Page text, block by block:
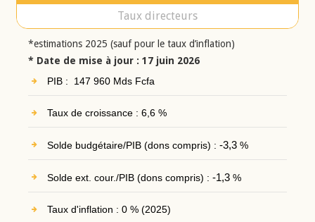
Taux directeurs
*estimations 2025 (sauf pour le taux d’inflation)
* Date de mise à jour : 17 juin 2026
PIB : 147 960 Mds Fcfa
Taux de croissance : 6,6 %
Solde budgétaire/PIB (dons compris) : -3,3%
Solde ext. cour./PIB (dons compris) : -1,3%
Taux d'inflation : 0 % (2025)